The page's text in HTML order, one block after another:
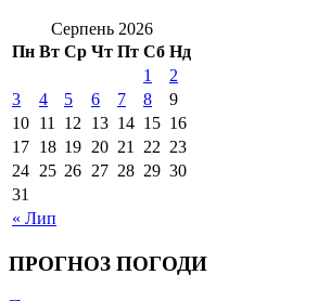
Серпень 2026
Пн Вт Ср Чт Пт Сб Нд
« Лип
1
2
3
4 5 6 7 8
9
10 11 12 13 14 15 16
17 18 19 20 21 22 23
24 25 26 27 28 29 30
31
ПРОГНОЗ ПОГОДИ